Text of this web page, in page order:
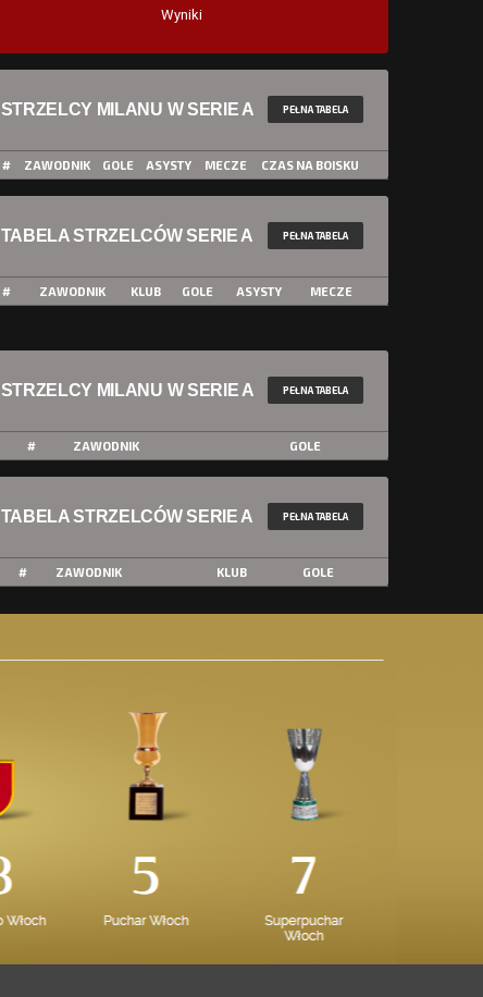
Wyniki
STRZELCY MILANU W SERIE A PEŁNA TABELA
# ZAWODNIK GOLE ASYSTY MECZE CZAS NA BOISKU
TABELA STRZELCÓW SERIE A PEŁNA TABELA
# ZAWODNIK KLUB GOLE ASYSTY MECZE
STRZELCY MILANU W SERIE A PEŁNA TABELA
# ZAWODNIK GOLE
TABELA STRZELCÓW SERIE A PEŁNA TABELA
# ZAWODNIK KLUB GOLE